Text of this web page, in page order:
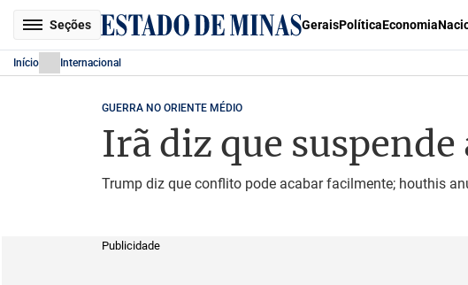
Seções GeraisPolíticaEconomia
Início Internacional
GUERRA NO ORIENTE MÉDIO
Irã diz que
Trump diz que conflito pode acabar facilmente; houthis
Publicidade